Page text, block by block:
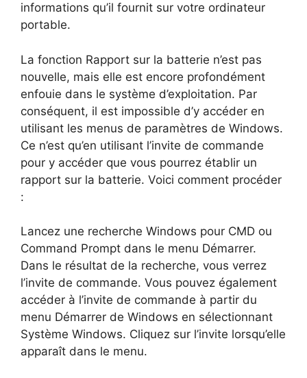
informations qu’il fournit sur votre ordinateur
portable.
La fonction Rapport sur la batterie n’est pas
nouvelle, mais elle est encore profondément
enfouie dans le système d’exploitation. Par
conséquent, il est impossible d’y accéder en
utilisant les menus de paramètres de Windows.
Ce n’est qu’en utilisant l’invite de commande
pour y accéder que vous pourrez établir un
rapport sur la batterie. Voici comment procéder
:
Lancez une recherche Windows pour CMD ou
Command Prompt dans le menu Démarrer.
Dans le résultat de la recherche, vous verrez
l’invite de commande. Vous pouvez également
accéder à l’invite de commande à partir du
menu Démarrer de Windows en sélectionnant
Système Windows. Cliquez sur l’invite lorsqu’elle
apparaît dans le menu.